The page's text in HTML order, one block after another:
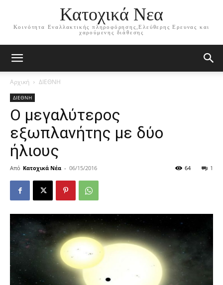
Κατοχικά Νεα
Κοινότητα Εναλλακτικής πληροφόρησης,Ελεύθερης Ερευνας και
χαρούμενης διάθεσης
Αρχική ΔΙΕΘΝΗ
ΔΙΕΘΝΗ
Ο μεγαλύτερος
εξωπλανήτης με δύο
ήλιους
Από Κατοχικά Νέα - 06/15/2016 1
64